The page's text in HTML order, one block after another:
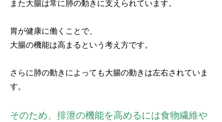
また大腸は常に肺の動きに支えられています。
胃が健康に働くことで、
大腸の機能は高まるという考え方です。
さらに肺の動きによっても大腸の動きは左右されていま
す。
そのため、排泄の機能を高めるには食物繊維や